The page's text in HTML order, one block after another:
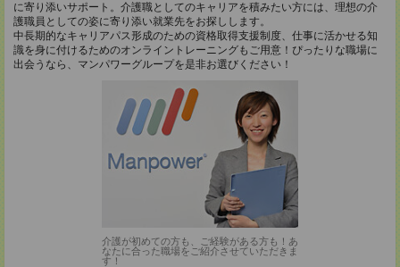
に寄り添いサポート。介護職としてのキャリアを積みたい方には、理想の介
護職員としての姿に寄り添い就業先をお探しします。
中長期的なキャリアパス形成のための資格取得支援制度、仕事に活かせる知
識を身に付けるためのオンライントレーニングもご用意！ぴったりな職場に
出会うなら、マンパワーグループを是非お選びください！
介護が初めての方も、ご経験がある方も！あ
なたに合った職場をご紹介させていただきま
す！